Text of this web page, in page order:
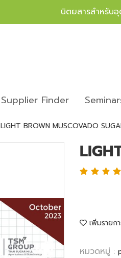
นิตยสารสำหรับ
Supplier Finder
LIGHT BROWN MUSCOVADO
เพิ่มรายก
หมวดหมู่ :